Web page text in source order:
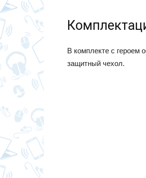
В комплекте с героем
защитный чехол.